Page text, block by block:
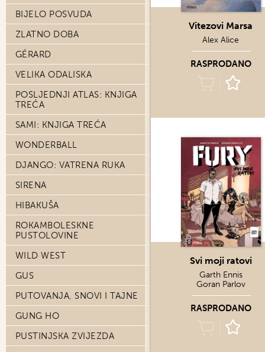
BIJELO POSVUDA
ZLATNO DOBA
GÉRARD
VELIKA ODALISKA
POSLJEDNJI ATLAS: KNJIGA
TREĆA
SAMI: KNJIGA TREĆA
WONDERBALL
DJANGO: VATRENA RUKA
SIRENA
HIBAKUŠA
ROKAMBOLESKNE
PUSTOLOVINE
WILD WEST
GUS
PUTOVANJA, SNOVI I TAJNE
GUNG HO
PUSTINJSKA ZVIJEZDA
Vitezovi Marsa
Alex Alice
RASPRODANO
Svi moji ratovi
Garth Ennis
Goran Parlov
RASPRODANO